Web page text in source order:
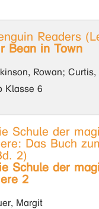
Readers
Bean in Town
Rowan; Curtis,
Klasse 6
Schule der
Das Buch
2)
Schule der
2
Margit